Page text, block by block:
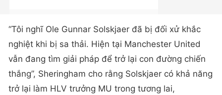
“Tôi nghĩ Ole Gunnar Solskjaer đã bị đối xử khắc
nghiệt khi bị sa thải. Hiện tại Manchester United
vẫn đang tìm giải pháp để trở lại con đường chiến
thắng”, Sheringham cho rằng Solskjaer có khả năng
trở lại làm HLV trưởng MU trong tương lai,